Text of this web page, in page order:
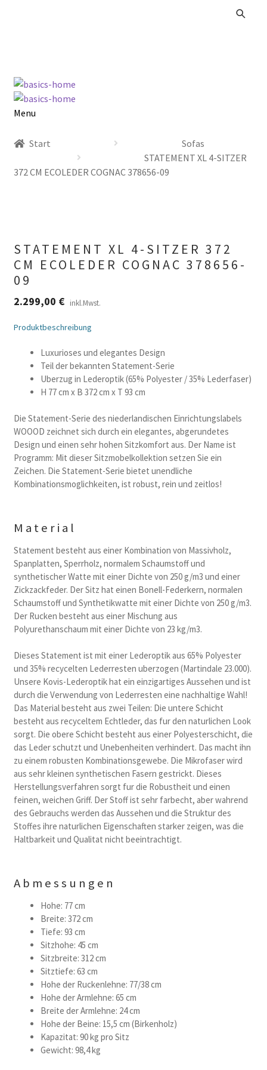
Zur
Navigation
springen
Zum
Inhalt
springen
Menu
Kataloge Landhaus
Summer Sale
Start
Sofas
STATEMENT XL 4-SITZER
372 CM ECOLEDER COGNAC 378656-09
STATEMENT XL 4-SITZER 372
CM ECOLEDER COGNAC 378656-
09
2.299,00 € inkl.Mwst.
Produktbeschreibung
Luxurioses und elegantes Design
Teil der bekannten Statement-Serie
Uberzug in Lederoptik (65% Polyester / 35% Lederfaser)
H 77 cm x B 372 cm x T 93 cm
Die Statement-Serie des niederlandischen Einrichtungslabels
WOOOD zeichnet sich durch ein elegantes, abgerundetes
Design und einen sehr hohen Sitzkomfort aus. Der Name ist
Programm: Mit dieser Sitzmobelkollektion setzen Sie ein
Zeichen. Die Statement-Serie bietet unendliche
Kombinationsmoglichkeiten, ist robust, rein und zeitlos!
Material
Statement besteht aus einer Kombination von Massivholz,
Spanplatten, Sperrholz, normalem Schaumstoff und
synthetischer Watte mit einer Dichte von 250 g/m3 und einer
Zickzackfeder. Der Sitz hat einen Bonell-Federkern, normalen
Schaumstoff und Synthetikwatte mit einer Dichte von 250 g/m3.
Der Rucken besteht aus einer Mischung aus
Polyurethanschaum mit einer Dichte von 23 kg/m3.
Dieses Statement ist mit einer Lederoptik aus 65% Polyester
und 35% recycelten Lederresten uberzogen (Martindale 23.000).
Unsere Kovis-Lederoptik hat ein einzigartiges Aussehen und ist
durch die Verwendung von Lederresten eine nachhaltige Wahl!
Das Material besteht aus zwei Teilen: Die untere Schicht
besteht aus recyceltem Echtleder, das fur den naturlichen Look
sorgt. Die obere Schicht besteht aus einer Polyesterschicht, die
das Leder schutzt und Unebenheiten verhindert. Das macht ihn
zu einem robusten Kombinationsgewebe. Die Mikrofaser wird
aus sehr kleinen synthetischen Fasern gestrickt. Dieses
Herstellungsverfahren sorgt fur die Robustheit und einen
feinen, weichen Griff. Der Stoff ist sehr farbecht, aber wahrend
des Gebrauchs werden das Aussehen und die Struktur des
Stoffes ihre naturlichen Eigenschaften starker zeigen, was die
Haltbarkeit und Qualitat nicht beeintrachtigt.
Abmessungen
Hohe: 77 cm
Breite: 372 cm
Tiefe: 93 cm
Sitzhohe: 45 cm
Sitzbreite: 312 cm
Sitztiefe: 63 cm
Hohe der Ruckenlehne: 77/38 cm
Hohe der Armlehne: 65 cm
Breite der Armlehne: 24 cm
Hohe der Beine: 15,5 cm (Birkenholz)
Kapazitat: 90 kg pro Sitz
Gewicht: 98,4 kg